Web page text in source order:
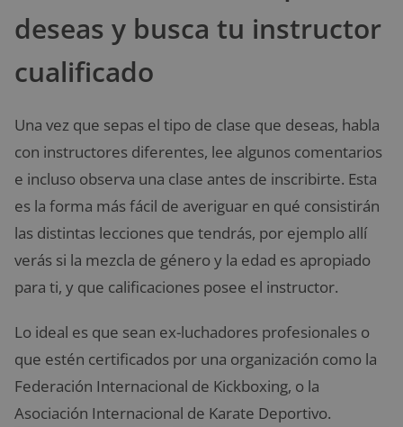
deseas y busca tu instructor
cualificado
Una vez que sepas el tipo de clase que deseas, habla
con instructores diferentes, lee algunos comentarios
e incluso observa una clase antes de inscribirte. Esta
es la forma más fácil de averiguar en qué consistirán
las distintas lecciones que tendrás, por ejemplo allí
verás si la mezcla de género y la edad es apropiado
para ti, y que calificaciones posee el instructor.
Lo ideal es que sean ex-luchadores profesionales o
que estén certificados por una organización como la
Federación Internacional de Kickboxing, o la
Asociación Internacional de Karate Deportivo.